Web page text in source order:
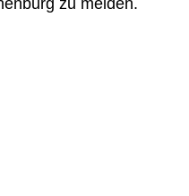
zu melden.